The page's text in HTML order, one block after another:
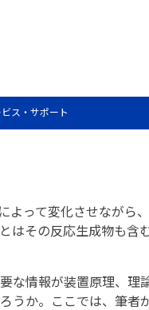
ス・サポート
よって変化させながら
はその反応生成物も含
な情報が装置原理、理
うか。ここでは、筆者